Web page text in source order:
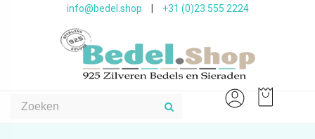
info@bedel.shop +31 (0)23 555 2224